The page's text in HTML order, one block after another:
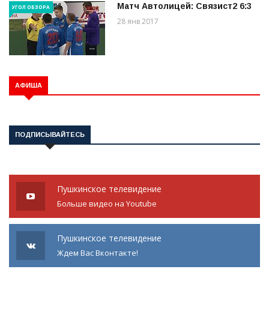
УГОЛ ОБЗОРА Матч Автолицей: Связист2 6:3
28 янв 2017
АФИША
ПОДПИСЫВАЙТЕСЬ
Пушкинское телевидение
Больше видео на Youtube
Пушкинское телевидение
Ждем Вас Вконтакте!